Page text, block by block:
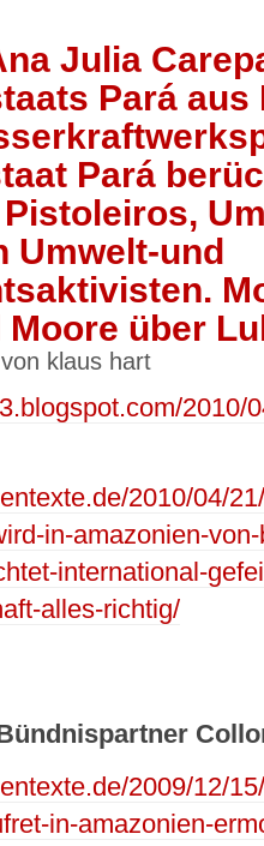
Julia
Pará
Pará
Umwelt-und
über
klaus hart
2010/
2010/04/
in-amazonien-
international-
alles-richtig/
2009/12/
in-amazonien-